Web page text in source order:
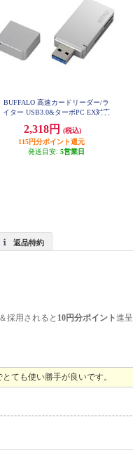
BUFFALO 高速カードリーダー/ラ
イター USB3.0&ターボPC EX対応
2,318円
(税込)
115円分ポイント還元
発送目安: 5営業日
返品特約
採用されると 10円分ポイント進呈
ても使い勝手が良いです。